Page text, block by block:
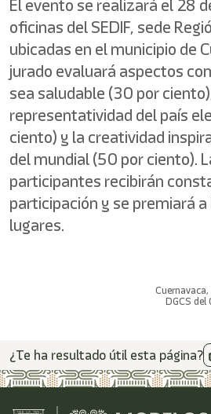
El evento se realizará el 28
oficinas del SEDIF, sede
ubicadas en el municipio de
jurado evaluará aspectos
sea saludable (30 por
representatividad del país
ciento) y la creatividad
del mundial (50 por ciento).
participantes recibirán
participación y se premiará
lugares.
DGCS del
¿Te ha resultado útil esta página?